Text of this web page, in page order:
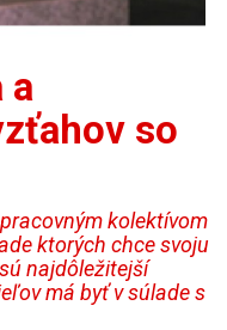
a
so
kolektívom
ktorých chce svoju
najdôležitejší
má byť v súlade s